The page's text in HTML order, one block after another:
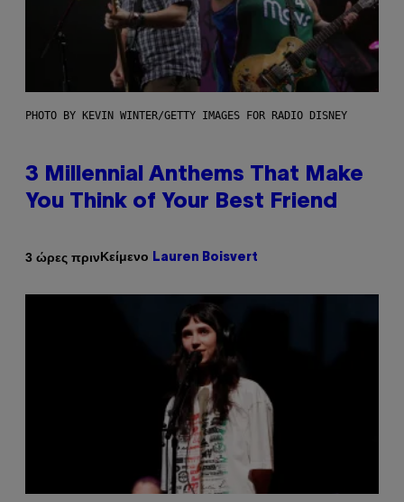
PHOTO BY KEVIN WINTER/GETTY IMAGES FOR RADIO DISNEY
3 Millennial Anthems That Make
You Think of Your Best Friend
3 ώρες πρινΚείμενο Lauren Boisvert